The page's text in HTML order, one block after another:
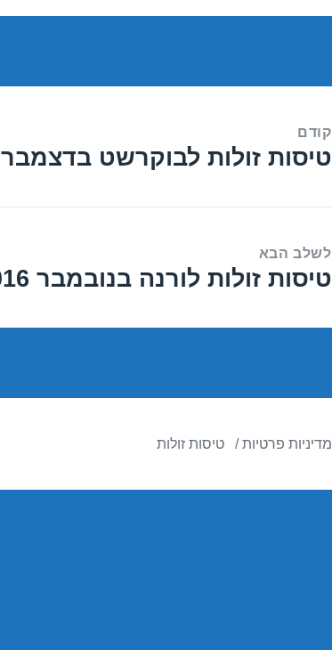
קודם
הפוסט
טיסות זולות לבוקרשט בדצמבר 01/12/2016
לשלב הבא
הפוסט
טיסות זולות לורנה בנובמבר 24/11/2016
מדיניות פרטיות טיסות זולות